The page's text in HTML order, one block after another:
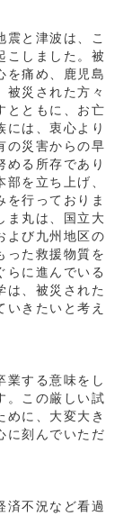
と津波は、こ
こしました。被
を痛め、鹿児島
被災された方々
とともに、お亡
には、衷心より
の災害からの早
める所存であり
を立ち上げ、
を行っておりま
ま丸は、国立大
よび九州地区の
った救援物質を
らに進んでいる
は、被災された
きたいと考え
する意味をし
。この厳しい試
めに、大変大き
に刻んでいただ
不況など看過